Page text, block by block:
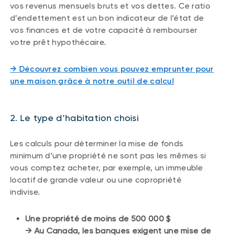
vos revenus mensuels bruts et vos dettes. Ce ratio
d’endettement est un bon indicateur de l’état de
vos finances et de votre capacité à rembourser
votre prêt hypothécaire.
​​→ Découvrez combien vous pouvez emprunter pour
une maison grâce à notre outil de calcul
2. Le type d’habitation choisi
Les calculs pour déterminer la mise de fonds
minimum d’une propriété ne sont pas les mêmes si
vous comptez acheter, par exemple, un immeuble
locatif de grande valeur ou une copropriété
indivise.
Une propriété de moins de 500 000 $
​​→​ Au Canada, les banques exigent une mise de